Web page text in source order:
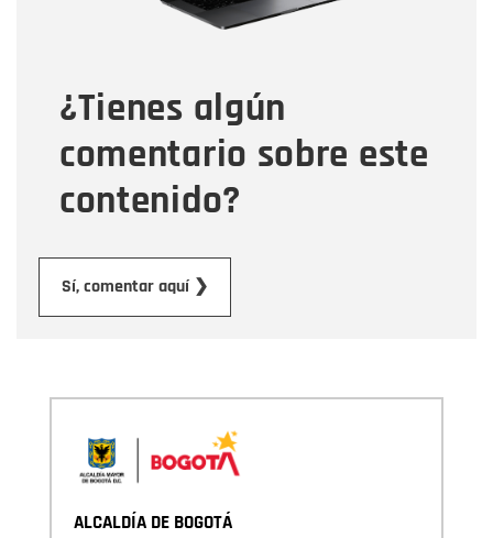
¿Tienes algún
comentario sobre este
contenido?
Sí, comentar aquí ❯
Tipo de comentario
Mensaje
ALCALDÍA DE BOGOTÁ